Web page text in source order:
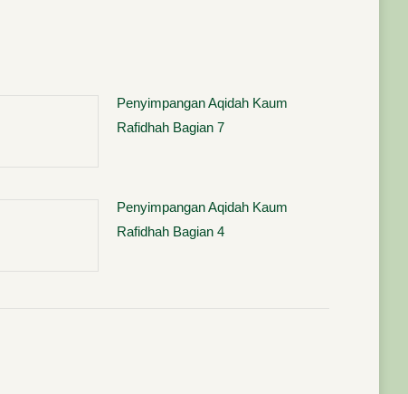
Penyimpangan Aqidah Kaum
Rafidhah Bagian 7
Penyimpangan Aqidah Kaum
Rafidhah Bagian 4